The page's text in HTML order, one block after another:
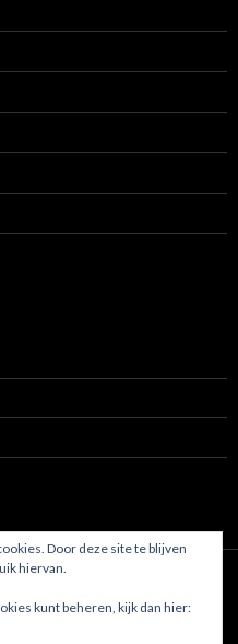
Door deze site te blijven
hiervan.
kunt beheren, kijk dan hier: